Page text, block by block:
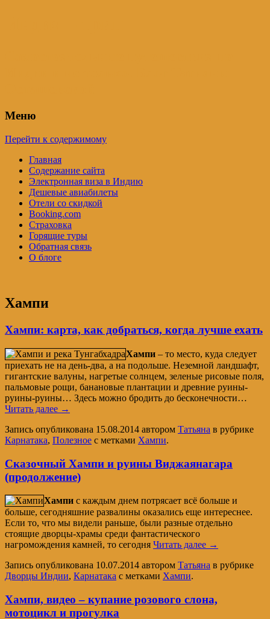
Меню
Перейти к содержимому
Главная
Содержание сайта
Электронная виза в Индию
Дешевые авиабилеты
Отели со скидкой
Booking.com
Страховка
Горящие туры
Обратная связь
О блоге
Хампи
Хампи: карта, как добраться, когда лучше ехать
Хампи – то место, куда следует
приехать не на день-два, а на подольше. Неземной ландшафт,
гигантские валуны, нагретые солнцем, зеленые рисовые поля,
пальмовые рощи, банановые плантации и древние руины-
руины-руины… Здесь можно бродить до бесконечности…
Читать далее →
Запись опубликована 15.08.2014 автором Татьяна в рубрике
Карнатака, Полезное с метками Хампи.
Сказочный Хампи и руины Виджаянагара
(продолжение)
Хампи с каждым днем потрясает всё больше и
больше, сегодняшние развалины оказались еще интереснее.
Если то, что мы видели раньше, были разные отдельно
стоящие дворцы-храмы среди фантастического
нагромождения камней, то сегодня Читать далее →
Запись опубликована 10.07.2014 автором Татьяна в рубрике
Дворцы Индии, Карнатака с метками Хампи.
Хампи, видео – купание розового слона,
мотоцикл и прогулка